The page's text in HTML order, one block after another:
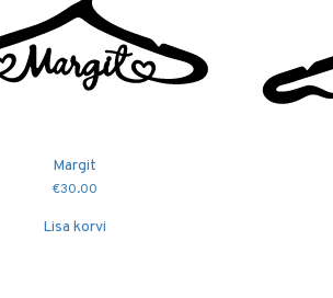
Margit
€30.00
Lisa korvi